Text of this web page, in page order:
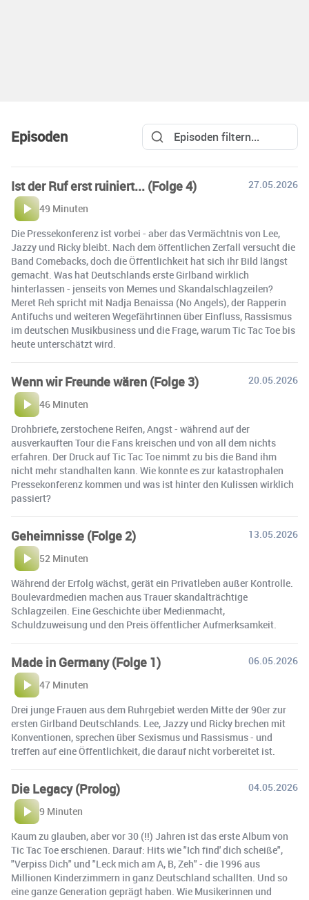
Episoden
Ist der Ruf erst ruiniert... (Folge 4)
27.05.2026
49 Minuten
Die Pressekonferenz ist vorbei - aber das Vermächtnis von Lee,
Jazzy und Ricky bleibt. Nach dem öffentlichen Zerfall versucht die
Band Comebacks, doch die Öffentlichkeit hat sich ihr Bild längst
gemacht. Was hat Deutschlands erste Girlband wirklich
hinterlassen - jenseits von Memes und Skandalschlagzeilen?
Meret Reh spricht mit Nadja Benaissa (No Angels), der Rapperin
Antifuchs und weiteren Wegefährtinnen über Einfluss, Rassismus
im deutschen Musikbusiness und die Frage, warum Tic Tac Toe bis
heute unterschätzt wird.
Wenn wir Freunde wären (Folge 3)
20.05.2026
46 Minuten
Drohbriefe, zerstochene Reifen, Angst - während auf der
ausverkauften Tour die Fans kreischen und von all dem nichts
erfahren. Der Druck auf Tic Tac Toe nimmt zu bis die Band ihm
nicht mehr standhalten kann. Wie konnte es zur katastrophalen
Pressekonferenz kommen und was ist hinter den Kulissen wirklich
passiert?
Geheimnisse (Folge 2)
13.05.2026
52 Minuten
Während der Erfolg wächst, gerät ein Privatleben außer Kontrolle.
Boulevardmedien machen aus Trauer skandalträchtige
Schlagzeilen. Eine Geschichte über Medienmacht,
Schuldzuweisung und den Preis öffentlicher Aufmerksamkeit.
Made in Germany (Folge 1)
06.05.2026
47 Minuten
Drei junge Frauen aus dem Ruhrgebiet werden Mitte der 90er zur
ersten Girlband Deutschlands. Lee, Jazzy und Ricky brechen mit
Konventionen, sprechen über Sexismus und Rassismus - und
treffen auf eine Öffentlichkeit, die darauf nicht vorbereitet ist.
Die Legacy (Prolog)
04.05.2026
9 Minuten
Kaum zu glauben, aber vor 30 (!!) Jahren ist das erste Album von
Tic Tac Toe erschienen. Darauf: Hits wie "Ich find' dich scheiße",
"Verpiss Dich" und "Leck mich am A, B, Zeh" - die 1996 aus
Millionen Kinderzimmern in ganz Deutschland schallten. Und so
eine ganze Generation geprägt haben. Wie Musikerinnen und